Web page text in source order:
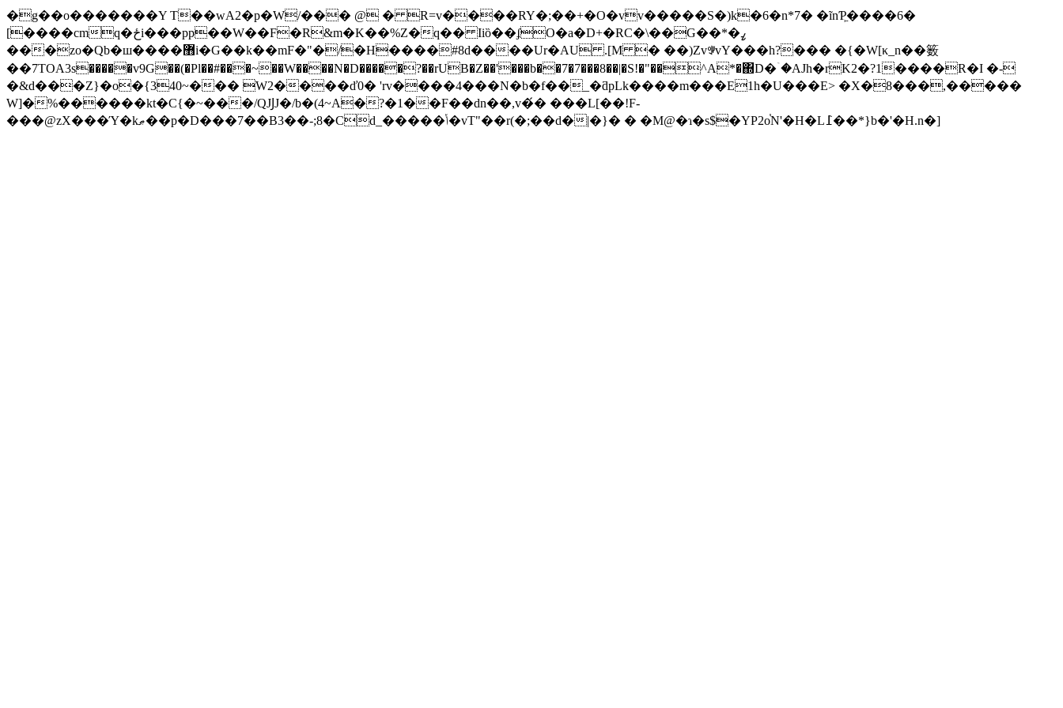
�g��o�������Y T��wA2�p�W/��� @ � R=v����RY�;��+�O�vv�����S�)k�6�n*7� �ĩnƤ͖����6�
[����cmq�ځi���pp��W��F�R&m�K��%Z�q�� Iiȍ��ʄO�a�D+�RC�\��G��*�ߨ
���zo�Qb�ш����޻i�G��k��mF�"�/�H����#8d����Ur�AU .[M � ��)ZvꅚvY���h?��� �{�W[κ_n��䉤
��7TOA3s�����v9G��(�Pl��#���~��W����N�D�����?��rUB�Z��'���b��7�7���8��|�S!�"��^A*�΍D�ۤ�AJh�rK2�?1����R�I �-
�&d���Z}�o�{340~��� W2����ď0� 'rv����4���N�b�f��_�ƌpLk����m���E1h�U���E> �X�8���,�����
W]�%������kt�C{�~���/QJͿJ�/b�(4~A�?�1��F��dn��,v�́� ���L[��!F-
���@zX���Ύ�kޠ��p�D���7��B3�
�-;8�Cd_�����ݳ�vT"��r(�;��d�|�}� � �M@�ɿ�s$�YP2o֓N'�H�L߁��*}b�'�H.n�]